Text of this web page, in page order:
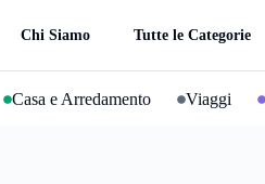
Chi Siamo Tutte le Categorie
Casa e Arredamento Viaggi